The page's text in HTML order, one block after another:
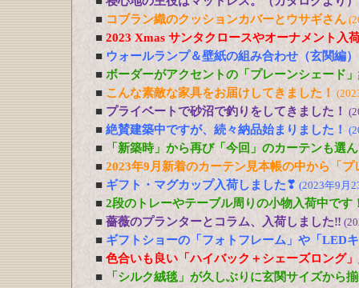
■ コブラン織のクッションカバーとウサギさん
■ 2023 Xmas サンタクロースやオーナメント入
■ ウォールランプ＆壁紙の組み合わせ（玄関編）
■ ボーダーがアクセントの「プレーンシェード
■ こんな素敵な家具をお届けしてきました！
■ プライベートで砂沼で釣りをしてきました！
■ 絶賛建築中ですが、続々納品始まりました！
■
「新築時」から再び「今回」のカーテンも選
■ 2023年9月新着のカーテン見本帳の中から「
■ ギフト・マグカップ入荷しました❣ (2023年9月
■ 2段のトレーやテーブル周りの小物入荷中です
■ 薔薇のプランターとコラム、入荷しました‼
■ ギフトショーの「フォトフレーム」や「LED
■ 色合いも良い「ハイバック＋シェーズロング
■
「シルク絨毯」が久しぶりに玄関サイズから